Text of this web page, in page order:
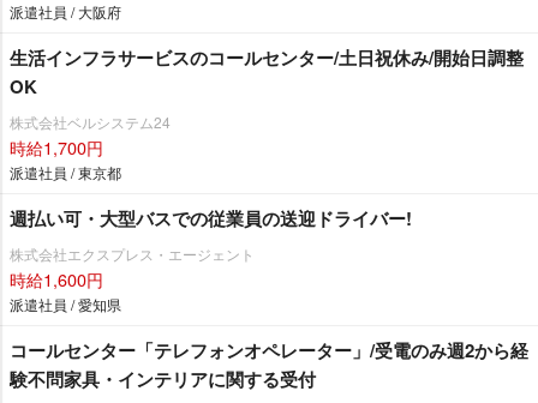
派遣社員 / 大阪府
生活インフラサービスのコールセンター/土日祝休み/開始日調整
OK
株式会社ベルシステム24
時給1,700円
派遣社員 / 東京都
週払い可・大型バスでの従業員の送迎ドライバー!
株式会社エクスプレス・エージェント
時給1,600円
派遣社員 / 愛知県
コールセンター「テレフォンオペレーター」/受電のみ週2から経
験不問家具・インテリアに関する受付